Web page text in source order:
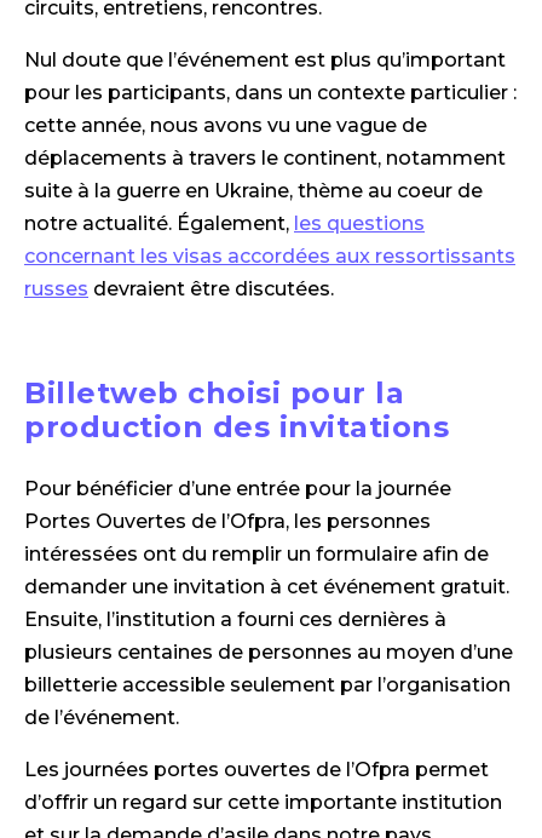
circuits, entretiens, rencontres.
Nul doute que l’événement est plus qu’important
pour les participants, dans un contexte particulier :
cette année, nous avons vu une vague de
déplacements à travers le continent, notamment
suite à la guerre en Ukraine, thème au coeur de
notre actualité. Également, les questions
concernant les visas accordées aux ressortissants
russes devraient être discutées.
Billetweb choisi pour la
production des invitations
Pour bénéficier d’une entrée pour la journée
Portes Ouvertes de l’Ofpra, les personnes
intéressées ont du remplir un formulaire afin de
demander une invitation à cet événement gratuit.
Ensuite, l’institution a fourni ces dernières à
plusieurs centaines de personnes au moyen d’une
billetterie accessible seulement par l’organisation
de l’événement.
Les journées portes ouvertes de l’Ofpra permet
d’offrir un regard sur cette importante institution